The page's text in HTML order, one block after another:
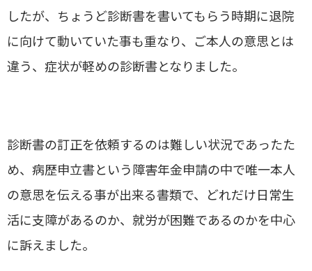
したが、ちょうど診断書を書いてもらう時期に退院
に向けて動いていた事も重なり、ご本人の意思とは
違う、症状が軽めの診断書となりました。
診断書の訂正を依頼するのは難しい状況であったた
め、病歴申立書という障害年金申請の中で唯一本人
の意思を伝える事が出来る書類で、どれだけ日常生
活に支障があるのか、就労が困難であるのかを中心
に訴えました。